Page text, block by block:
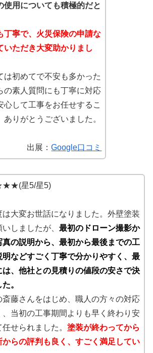
使用についても積極的だと
丁寧で、火災保険の申請な
いただき大変助かりまし
は初めてで不安も多かった
の素人質問にも丁寧に対応
心して工事をお任せするこ
ありがとうございました。
出展：Google口コミ
星5/星5)
は大変お世話になりました。外壁塗装
しましたが、 最初のドローン撮影か
真の説明から、最初から最後までの工
明などすごく丁寧で分かりやすく、最
は、他社との見積りの値段の安さで決
。
斎藤さんをはじめ、職人の方々の対応
、当初の工事期間よりも早く終わり安
せられました。 塗装が終わってから
からの評判も良く、すごく満足してい